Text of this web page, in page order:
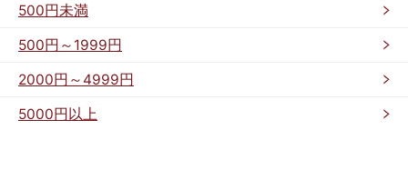
500円未満
500円～1999円
2000円～4999円
5000円以上